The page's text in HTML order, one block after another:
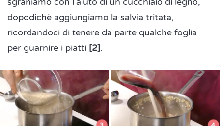
dopodichè aggiungiamo la salvia tritata,
ricordandoci di tenere da parte qualche foglia
per guarnire i piatti [2].